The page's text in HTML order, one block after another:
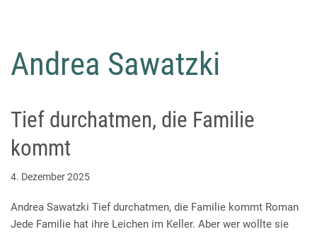
Andrea Sawatzki
Tief durchatmen, die Familie
kommt
4. Dezember 2025
Andrea Sawatzki Tief durchatmen, die Familie kommt Roman
Jede Familie hat ihre Leichen im Keller. Aber wer wollte sie